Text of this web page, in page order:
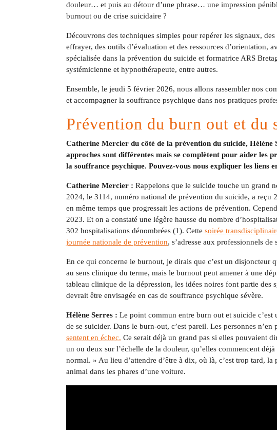
douleur… et puis au détour d’une phrase… une impression
burnout ou de crise suicidaire ?
Découvrons des techniques simples pour repérer les signaux,
effrayer, des outils d’évaluation et des ressources d’orientation,
spécialisée dans la prévention du suicide et formatrice ARS
systémicienne et hypnothérapeute, entre autres.
Ensemble, le jeudi 5 février 2026, nous allons rassembler nos
et accompagner la souffrance psychique dans nos pratiques
Prévention du burn out et du
Catherine Mercier du côté de la prévention du suicide,
approches sont différentes mais se complètent pour aider les
la souffrance psychique. Pouvez-vous nous expliquer les liens
Catherine Mercier : Rappelons que le suicide touche un grand
2024, le 3114, numéro national de prévention du suicide, a reçu
en même temps que progressait les actions de prévention.
2023. Et on a constaté une légère hausse du nombre
302 hospitalisations dénombrées (1). Cette soirée
journée nationale de prévention, s’adresse aux professionnels
En ce qui concerne le burnout, je dirais que c’est un disjoncteur
au sens clinique du terme, mais le burnout peut amener à une
tableau clinique de la dépression, les idées noires font partie des
devrait être envisagée en cas de souffrance psychique sévère.
Hélène Serres : Le point commun entre burn out et suicide
de se suicider. Dans le burn-out, c’est pareil. Les personnes n’en
sentent en échec. Ce serait déjà un grand pas si elles pouvaient
un ou deux sur l’échelle de la douleur, qu’elles commencent
normal. » Au lieu d’attendre d’être à dix, où là, c’est trop tard,
animal dans les phares d’une voiture.